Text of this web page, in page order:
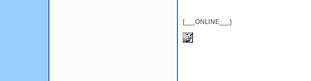
{___ONLINE___}